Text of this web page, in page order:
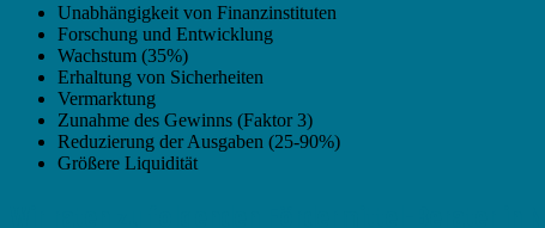
Unabhängigkeit von Finanzinstituten
Forschung und Entwicklung
Wachstum (35%)
Erhaltung von Sicherheiten
Vermarktung
Zunahme des Gewinns (Faktor 3)
Reduzierung der Ausgaben (25-90%)
Größere Liquidität